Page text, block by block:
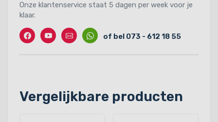
Onze klantenservice staat 5 dagen per week voor je
klaar.
Facebook
TwitterContactWhatssapp
of bel 073 - 612 18 55
Vergelijkbare producten